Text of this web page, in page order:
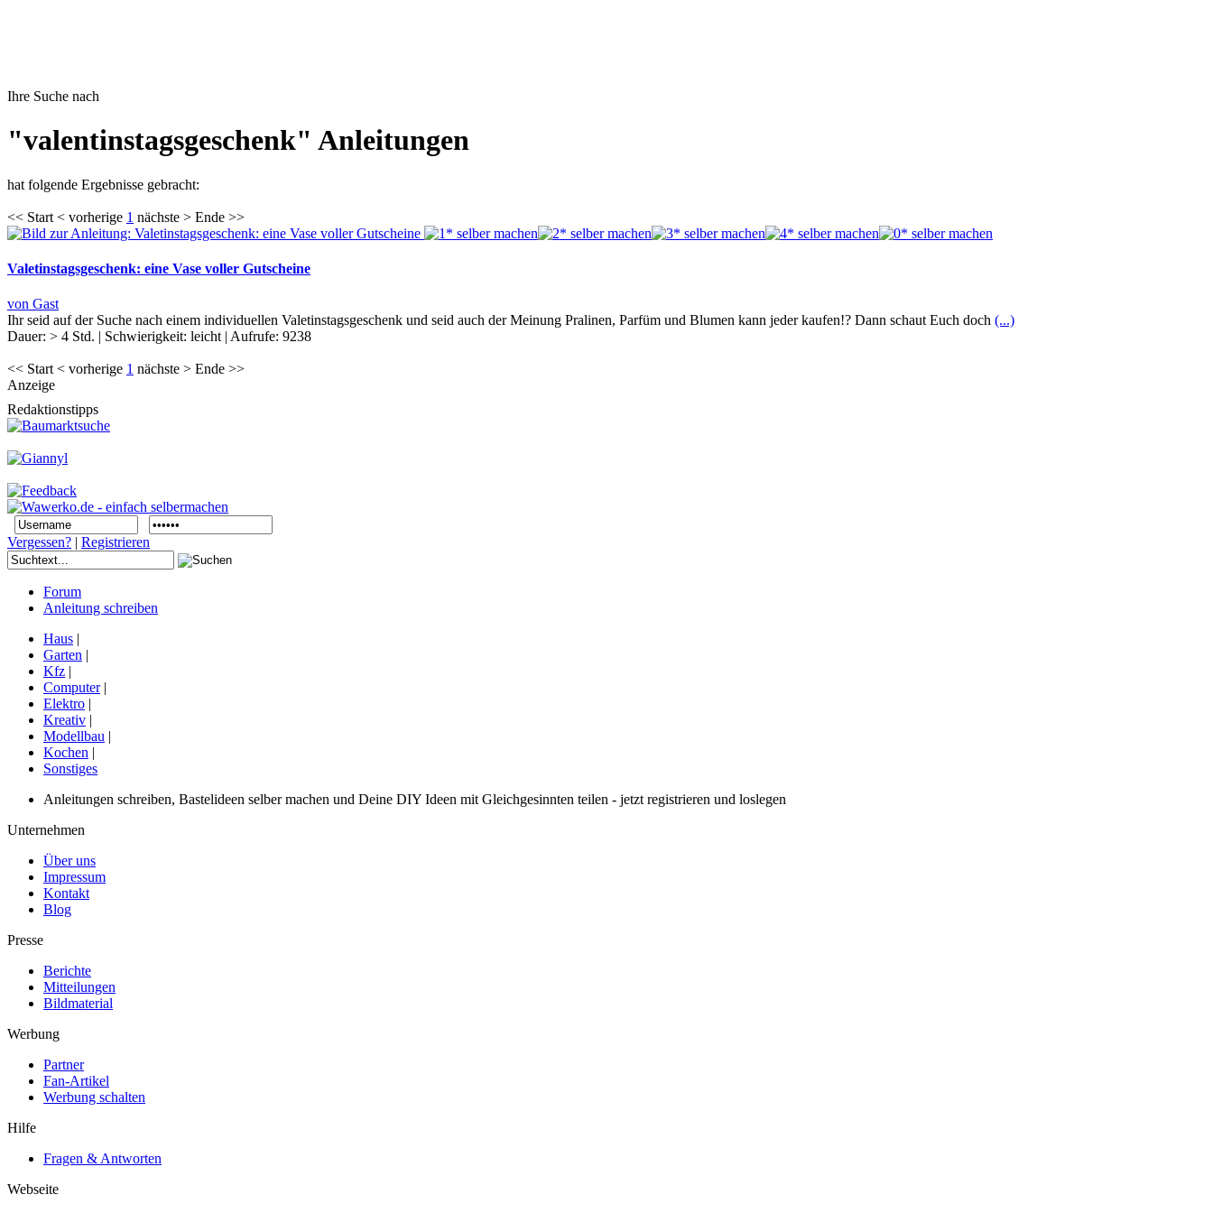
Ihre Suche nach
"valentinstagsgeschenk" Anleitungen
hat folgende Ergebnisse gebracht:
<< Start < vorherige 1 nächste > Ende >>
Valetinstagsgeschenk: eine Vase voller Gutscheine
von Gast
Ihr seid auf der Suche nach einem individuellen Valetinstagsgeschenk und seid auch der Meinung Pralinen, Parfüm und Blumen kann jeder kaufen!? Dann schaut Euch doch (...)
Dauer: > 4 Std. | Schwierigkeit: leicht | Aufrufe: 9238
<< Start < vorherige 1 nächste > Ende >>
Anzeige
Redaktionstipps
Vergessen? | Registrieren
Forum
Anleitung schreiben
Haus |
Garten |
Kfz |
Computer|
Elektro |
Kreativ |
Modellbau |
Kochen |
Sonstiges
Anleitungen schreiben, Bastelideen selber machen und Deine DIY Ideen mit Gleichgesinnten teilen - jetzt registrieren und loslegen
Unternehmen
Über uns
Impressum
Kontakt
Blog
Presse
Berichte
Mitteilungen
Bildmaterial
Werbung
Partner
Fan-Artikel
Werbung schalten
Hilfe
Fragen & Antworten
Webseite